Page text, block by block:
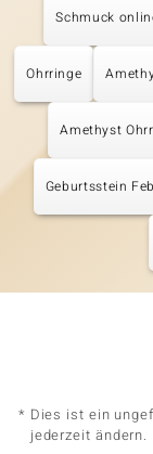
Schmuck
Ohrringe
Amethyst
Geburtsstein
* Dies ist ein
jederzeit